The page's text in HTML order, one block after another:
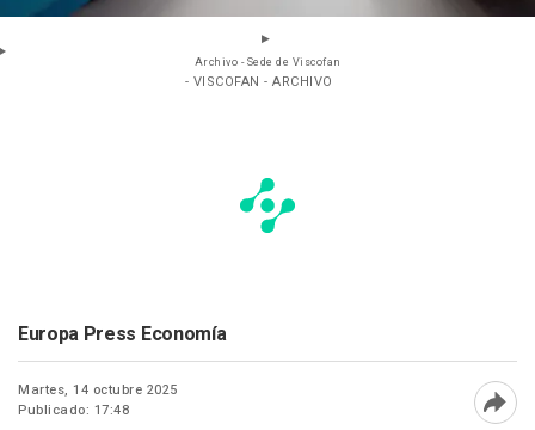
Archivo - Sede de Viscofan
- VISCOFAN - ARCHIVO
Europa Press Economía
Martes, 14 octubre 2025
Publicado: 17:48